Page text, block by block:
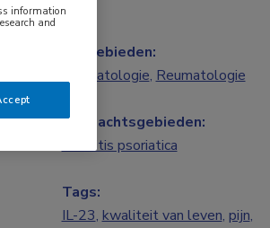
Vakgebieden:
Dermatologie, Reumatologie
Aandachtsgebieden:
Arthritis psoriatica
Tags:
IL-23, kwaliteit van leven, pijn,
information
and